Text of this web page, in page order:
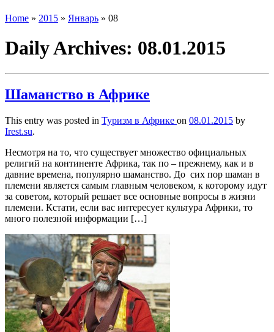
Home » 2015 » Январь » 08
Daily Archives: 08.01.2015
Шаманство в Африке
This entry was posted in Туризм в Африке on 08.01.2015 by
Irest.su.
Несмотря на то, что существует множество официальных
религий на континенте Африка, так по – прежнему, как и в
давние времена, популярно шаманство. До сих пор шаман в
племени является самым главным человеком, к которому идут
за советом, который решает все основные вопросы в жизни
племени. Кстати, если вас интересует культура Африки, то
много полезной информации […]